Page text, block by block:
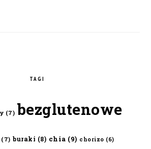
TAGI
(7) bezglutenowe
(7) buraki (8) chia (9) chorizo (6)